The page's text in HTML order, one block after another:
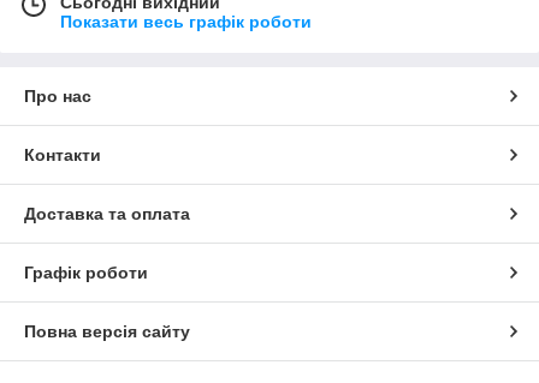
Показати весь графік роботи
Про нас
Контакти
Доставка та оплата
Графік роботи
Повна версія сайту